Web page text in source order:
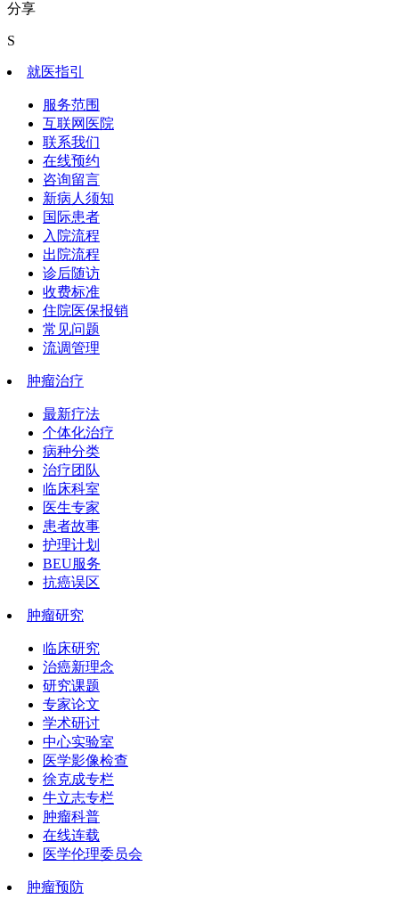
分享
S
就医指引
服务范围
互联网医院
联系我们
在线预约
咨询留言
新病人须知
国际患者
入院流程
出院流程
诊后随访
收费标准
住院医保报销
常见问题
流调管理
肿瘤治疗
最新疗法
个体化治疗
病种分类
治疗团队
临床科室
医生专家
患者故事
护理计划
BEU服务
抗癌误区
肿瘤研究
临床研究
治癌新理念
研究课题
专家论文
学术研讨
中心实验室
医学影像检查
徐克成专栏
牛立志专栏
肿瘤科普
在线连载
医学伦理委员会
肿瘤预防